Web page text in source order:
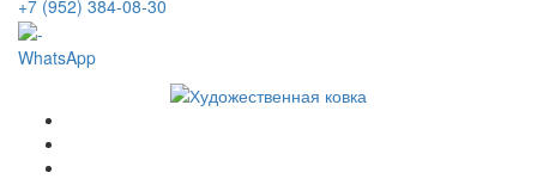
+7 (952) 384-08-30
WhatsApp